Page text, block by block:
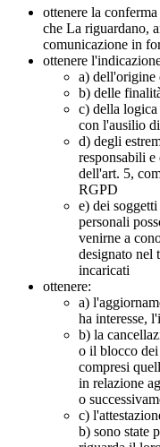
ottenere la
che La riguardano,
comunicazione in
ottenere
a) dell'origine
b) delle
c) della
con l'ausilio
d) degli
responsabili e
dell'art. 5,
RGPD
e) dei
personali
venirne a
designato nel
incaricati
ottenere:
a)
ha interesse,
b) la
o il blocco
compresi
in relazione
o
c)
b) sono state